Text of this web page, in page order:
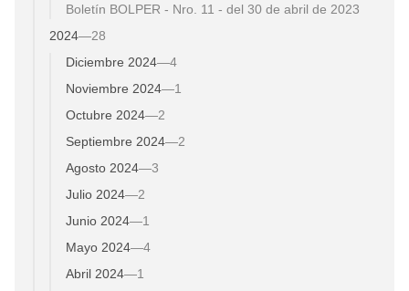
Boletín BOLPER - Nro. 11 - del 30 de abril de 2023
2024—28
Diciembre 2024—4
Noviembre 2024—1
Octubre 2024—2
Septiembre 2024—2
Agosto 2024—3
Julio 2024—2
Junio 2024—1
Mayo 2024—4
Abril 2024—1